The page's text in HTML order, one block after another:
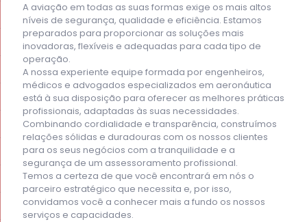
A aviação em todas as suas formas exige os mais altos
níveis de segurança, qualidade e eficiência. Estamos
preparados para proporcionar as soluções mais
inovadoras, flexíveis e adequadas para cada tipo de
operação.
A nossa experiente equipe formada por engenheiros,
médicos e advogados especializados em aeronáutica
está à sua disposição para oferecer as melhores práticas
profissionais, adaptadas às suas necessidades.
Combinando cordialidade e transparência, construímos
relações sólidas e duradouras com os nossos clientes
para os seus negócios com a tranquilidade e a
segurança de um assessoramento profissional.
Temos a certeza de que você encontrará em nós o
parceiro estratégico que necessita e, por isso,
convidamos você a conhecer mais a fundo os nossos
serviços e capacidades.